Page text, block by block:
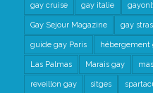
gay cruise gay italie
Gay Sejour Magazine gay
guide gay Paris hébergement
Las Palmas Marais gay
reveillon gay sitges